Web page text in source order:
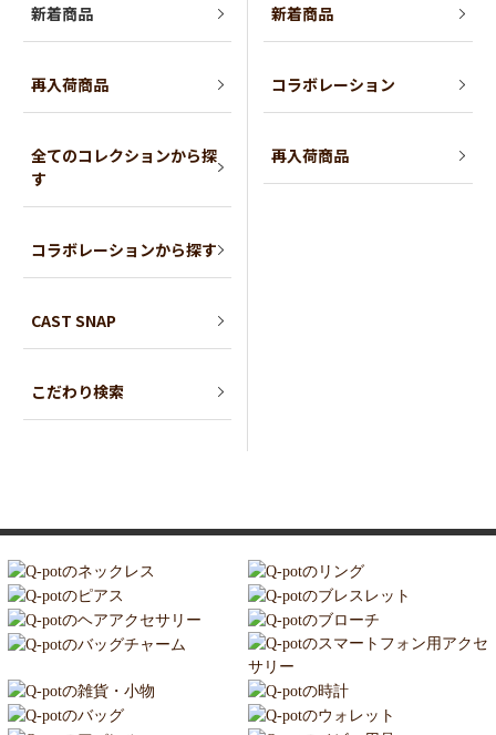
新着商品
再入荷商品
全てのコレクションから探
す
コラボレーションから探す
CAST SNAP
こだわり検索
新着商品
コラボレーション
再入荷商品